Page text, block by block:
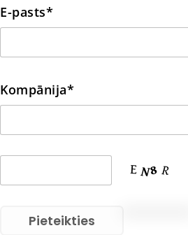
E-pasts*
Kompānija*
Pieteikties